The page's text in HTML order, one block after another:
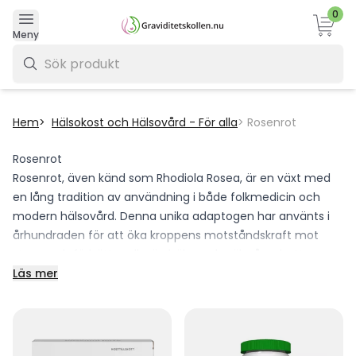
Meny
0
Hem Hälsokost och Hälsovård - För alla Rosenrot
Rosenrot
Rosenrot, även känd som Rhodiola Rosea, är en växt med
en lång tradition av användning i både folkmedicin och
modern hälsovård. Denna unika adaptogen har använts i
århundraden för att öka kroppens motståndskraft mot
Graviditetskollen erbjuder vi högkvalitativa
Fördelar med rosenrot
Läs mer